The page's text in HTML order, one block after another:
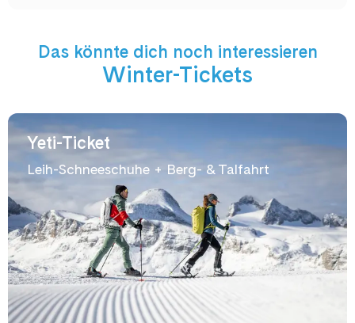
Das könnte dich noch interessieren
Winter-Tickets
Yeti-Ticket
Leih-Schneeschuhe + Berg- & Talfahrt